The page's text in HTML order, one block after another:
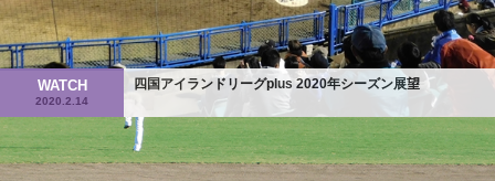
WATCH
2020.2.14
四国アイランドリーグplus 2020年シーズン展望